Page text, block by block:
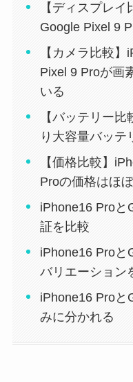
【ディスプレ
Google Pixel 9
【カメラ比較
Pixel 9 Proが画
いる
【バッテリー
り大容量バッテ
【価格比較】
Proの価格はほ
iPhone16 Proと
証を比較
iPhone16 Proと
バリエーション
iPhone16 Proと
みに分かれる